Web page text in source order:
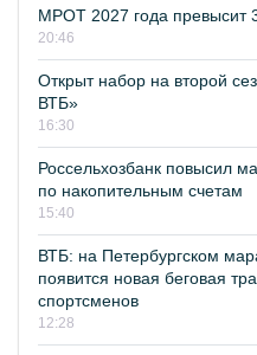
МРОТ 2027 года превысит
20:46
Открыт набор на второй
ВТБ»
16:30
Россельхозбанк повысил
по накопительным счетам
15:40
ВТБ: на Петербургском
появится новая беговая
спортсменов
12:28